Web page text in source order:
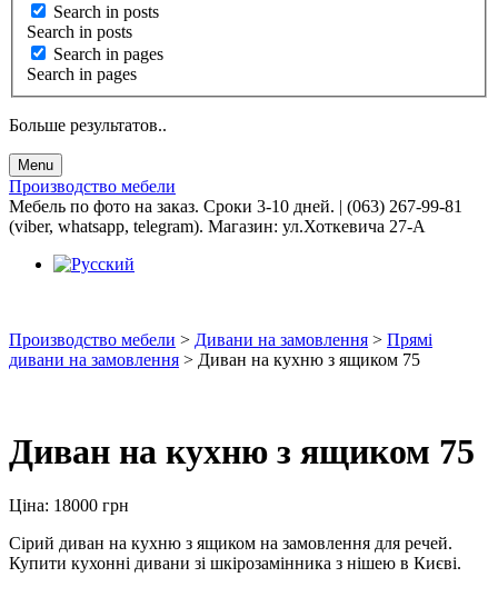
Search in posts
Search in posts
Search in pages
Search in pages
Больше результатов..
Menu
Производство мебели
Мебель по фото на заказ. Сроки 3-10 дней. | (063) 267-99-81
(viber, whatsapp, telegram). Магазин: ул.Хоткевича 27-А
Производство мебели > Дивани на замовлення > Прямі
дивани на замовлення > Диван на кухню з ящиком 75
Диван на кухню з ящиком 75
Ціна: 18000 грн
Сірий диван на кухню з ящиком на замовлення для речей.
Купити кухонні дивани зі шкірозамінника з нішею в Києві.